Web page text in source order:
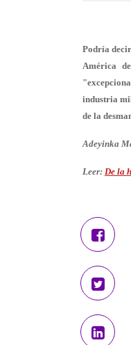
Podría
América
industria
de la
Adeyinka
Leer: De la